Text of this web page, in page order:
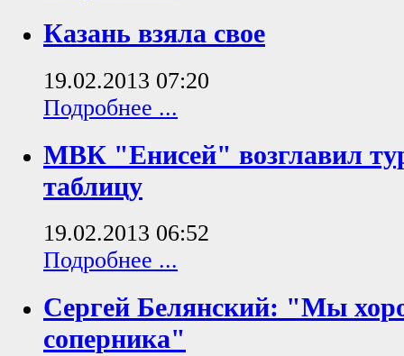
Казань взяла свое
19.02.2013 07:20
Подробнее ...
МВК "Енисей" возглавил
таблицу
19.02.2013 06:52
Подробнее ...
Сергей Белянский: "Мы
соперника"